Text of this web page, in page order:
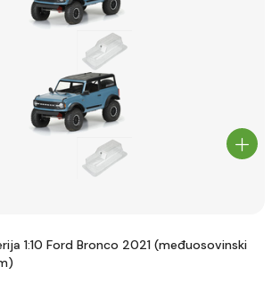
1:10 Ford Bronco 2021 (međuosovinski